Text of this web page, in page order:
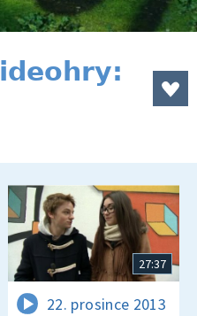
27:37
22. prosince 2013